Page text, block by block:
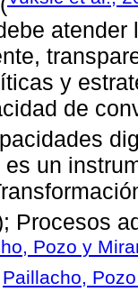
y
de
un
Procesos
Pozo y
Paillacho,